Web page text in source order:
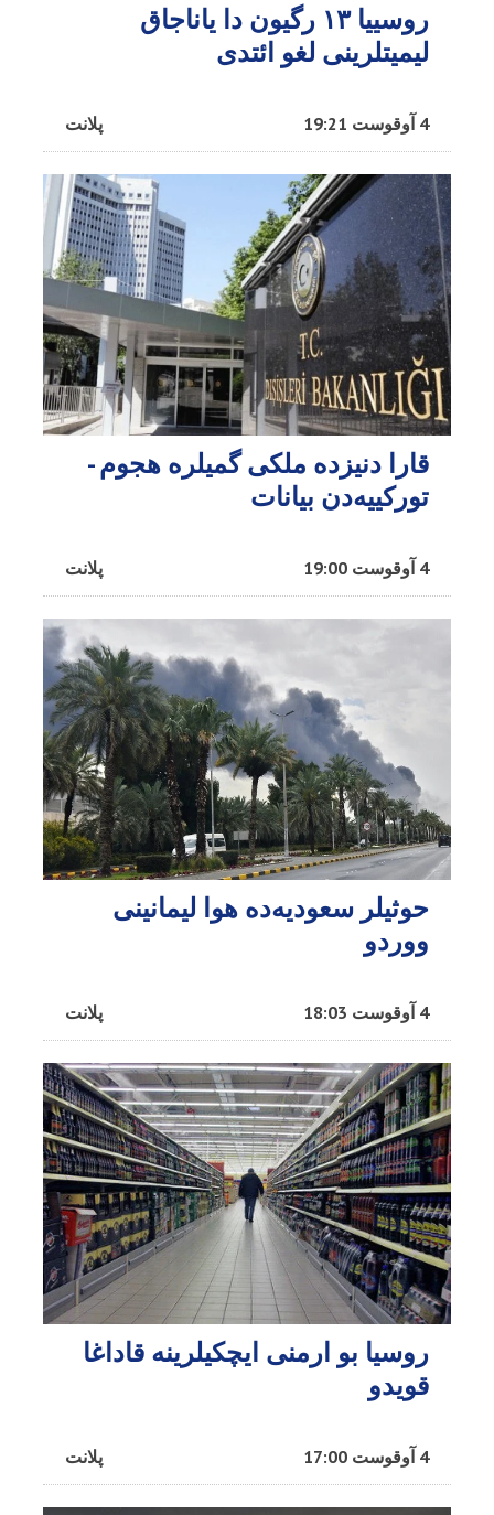
روسییا ۱۳ رگیون دا یاناجاق
لیمیتلرینی لغو ائتدی
پلانت 4 آوقوست 19:21
قارا دنیزده ملکی گمیلره هجوم -
تورکییه‌دن بیانات
پلانت 4 آوقوست 19:00
حوثیلر سعودیه‌ده هوا لیمانینی
ووردو
پلانت 4 آوقوست 18:03
روسیا بو ارمنی ایچکیلرینه قاداغا
قویدو
پلانت 4 آوقوست 17:00